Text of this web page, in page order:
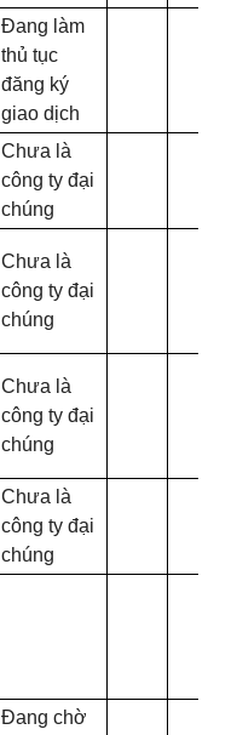
Đang làm
thủ tục
đăng ký
giao dịch
Chưa là
công ty đại
chúng
Chưa là
công ty đại
chúng
Chưa là
công ty đại
chúng
Chưa là
công ty đại
chúng
Đang chờ